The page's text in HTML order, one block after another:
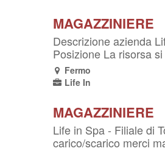
MAGAZZINIERE
Descrizione azienda
Posizione La risorsa
Fermo
Life In
MAGAZZINIERE
Life in Spa - Filiale di
carico/scarico merci